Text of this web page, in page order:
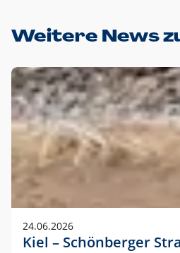
Weitere News
24.06.2026
Kiel – Schönberger